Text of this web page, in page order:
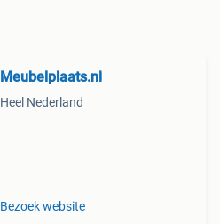
Meubelplaats.nl
Heel Nederland
Bezoek website